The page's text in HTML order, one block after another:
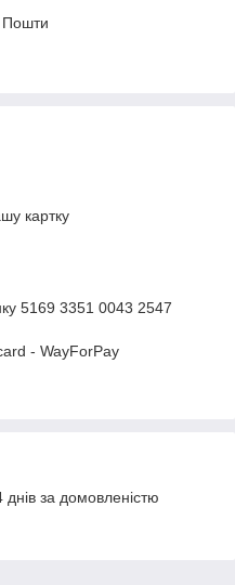
Пошти
картку
5169 3351 0043 2547
- WayForPay
за домовленістю